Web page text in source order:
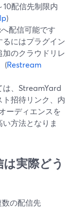
配信先制限内
)
配信可能です
にはプラグイン
のクラウドリレ
(Restream
は、StreamYard
招待リンク、内
ーディエンスを
方法となりま
実際どう
の配信先